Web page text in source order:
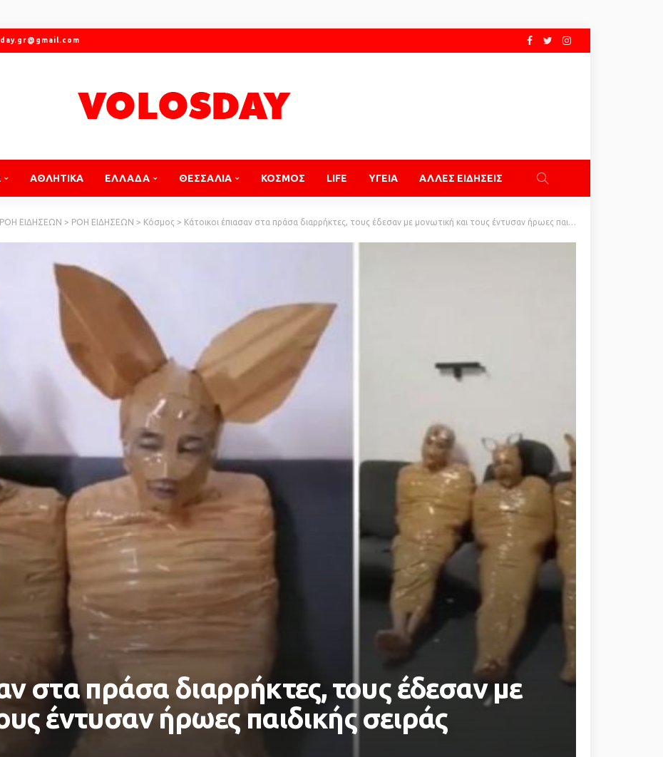
ΑΘΛΗΤΙΚΑ ΕΛΛΑΔΑ ΘΕΣΣΑΛΙΑ ΚΟΣΜΟΣ LIFE ΥΓΕΙΑ ΑΛΛΕΣ ΕΙΔΗΣΕΙΣ
ΡΟΗ ΕΙΔΗΣΕΩΝ > ΡΟΗ ΕΙΔΗΣΕΩΝ > Κόσμος > Κάτοικοι έπιασαν στα πράσα διαρρήκτες, τους έδεσαν με μονωτική και τους έντυσαν ήρωες παιδικής σειράς
στα πράσα διαρρήκτες, τους έδεσαν με
έντυσαν ήρωες παιδικής σειράς